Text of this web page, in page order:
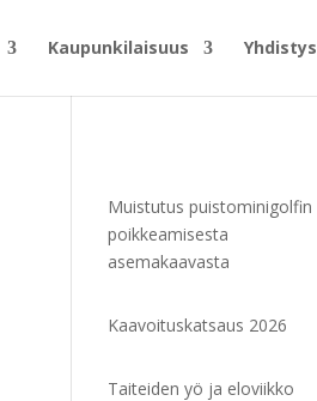
Kaupunkilaisuus Yhdistys
Muistutus puistominigolfin
poikkeamisesta
asemakaavasta
Kaavoituskatsaus 2026
Taiteiden yö ja eloviikko